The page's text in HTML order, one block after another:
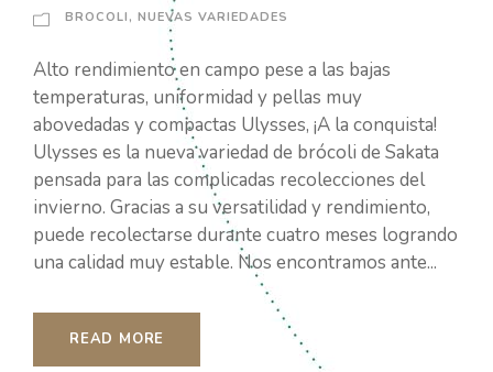
BROCOLI , NUEVAS VARIEDADES
Alto rendimiento en campo pese a las bajas
temperaturas, uniformidad y pellas muy
abovedadas y compactas Ulysses, ¡A la conquista!
Ulysses es la nueva variedad de brócoli de Sakata
pensada para las complicadas recolecciones del
invierno. Gracias a su versatilidad y rendimiento,
puede recolectarse durante cuatro meses logrando
una calidad muy estable. Nos encontramos ante...
READ MORE